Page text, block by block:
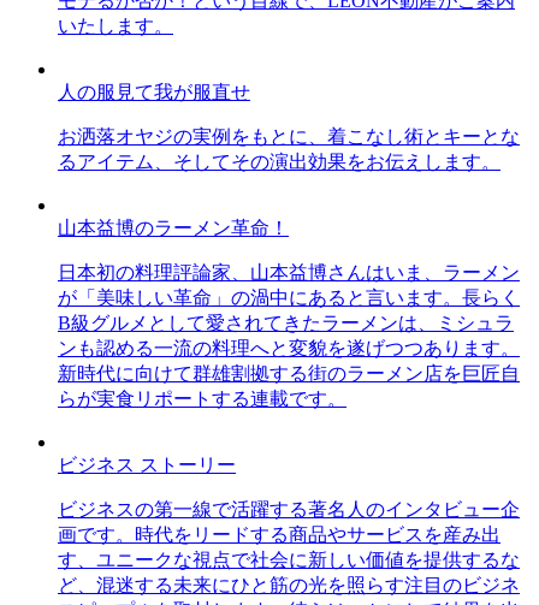
いたします。
人の服見て我が服直せ
お洒落オヤジの実例をもとに、着こなし術とキーとな
るアイテム、そしてその演出効果をお伝えします。
山本益博のラーメン革命！
日本初の料理評論家、山本益博さんはいま、ラーメン
が「美味しい革命」の渦中にあると言います。長らく
B級グルメとして愛されてきたラーメンは、ミシュラ
ンも認める一流の料理へと変貌を遂げつつあります。
新時代に向けて群雄割拠する街のラーメン店を巨匠自
らが実食リポートする連載です。
ビジネス ストーリー
ビジネスの第一線で活躍する著名人のインタビュー企
画です。時代をリードする商品やサービスを産み出
す、ユニークな視点で社会に新しい価値を提供するな
ど、混迷する未来にひと筋の光を照らす注目のビジネ